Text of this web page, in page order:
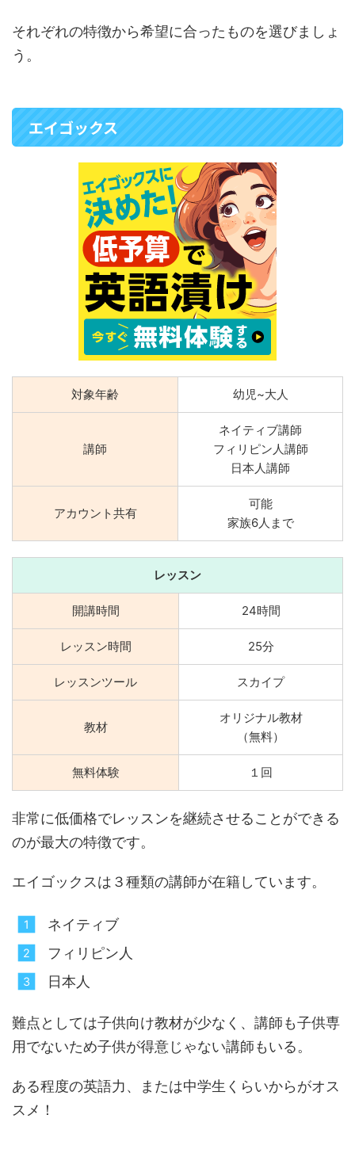
それぞれの特徴から希望に合ったものを選びましょ
う。
エイゴックス
対象年齢 幼児~大人
講師
ネイティブ講師
フィリピン人講師
日本人講師
アカウント共有
可能
家族6人まで
レッスン
開講時間 24時間
レッスン時間 25分
レッスンツール スカイプ
教材
オリジナル教材
（無料）
無料体験 １回
非常に低価格でレッスンを継続させることができる
のが最大の特徴です。
エイゴックスは３種類の講師が在籍しています。
ネイティブ
フィリピン人
日本人
難点としては子供向け教材が少なく、講師も子供専
用でないため子供が得意じゃない講師もいる。
ある程度の英語力、または中学生くらいからがオス
スメ！